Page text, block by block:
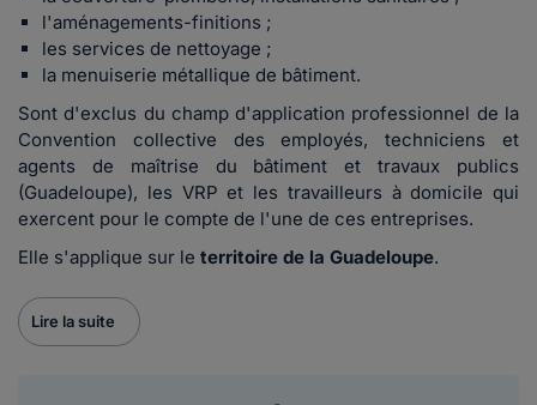
l'aménagements-finitions ;
les services de nettoyage ;
la menuiserie métallique de bâtiment.
Sont d'exclus du champ d'application professionnel de la
Convention collective des employés, techniciens et
agents de maîtrise du bâtiment et travaux publics
(Guadeloupe), les VRP et les travailleurs à domicile qui
exercent pour le compte de l'une de ces entreprises.
Elle s'applique sur le territoire de la Guadeloupe.
Lire la suite